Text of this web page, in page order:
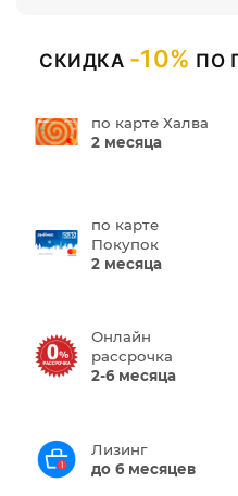
СКИДКА -10% ПО
по карте Халва
2 месяца
по карте
Покупок
2 месяца
Онлайн
рассрочка
2-6 месяца
Лизинг
до 6 месяцев